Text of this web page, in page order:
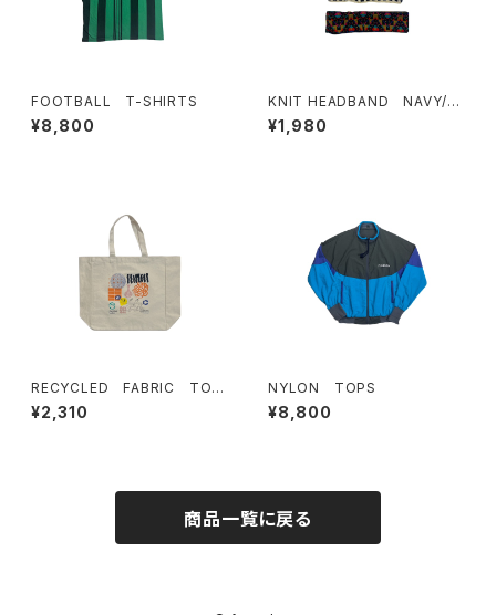
FOOTBALL T-SHIRTS
¥8,800
KNIT HEADBAND NAVY/W
HITE
¥1,980
RECYCLED FABRIC TOT
E BAG
¥2,310
NYLON TOPS
¥8,800
商品一覧に戻る